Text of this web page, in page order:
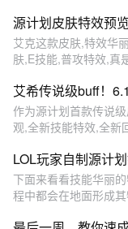
源计划皮肤特效预
艾克这款皮肤,特效华
肤,E技能,普攻特效,真
艾希传说级buff！
作为源计划首款传说
观,全新技能特效,全新
LOL玩家自制源计
下面来看看技能华丽
程中都会在地面形成